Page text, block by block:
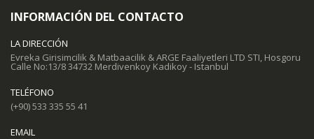
INFORMACIÓN DEL CONTACTO
LA DIRECCIÓN
Evreka Girisimcilik & Matbaacilik & ARGE Faaliyetleri LTD STI, Hosgoru
Calle No:13/8 34732 Merdivenkoy Kadikoy - Istanbul
TELÉFONO
(+90) 533 335 55 41
EMAIL